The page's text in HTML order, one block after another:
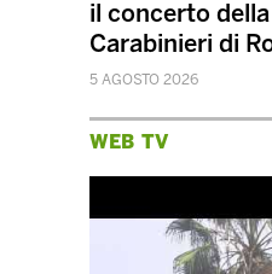
il concerto
Carabinieri di
5 AGOSTO 2026
WEB TV